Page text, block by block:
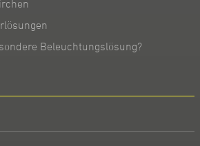
Beleuchtungslösung?